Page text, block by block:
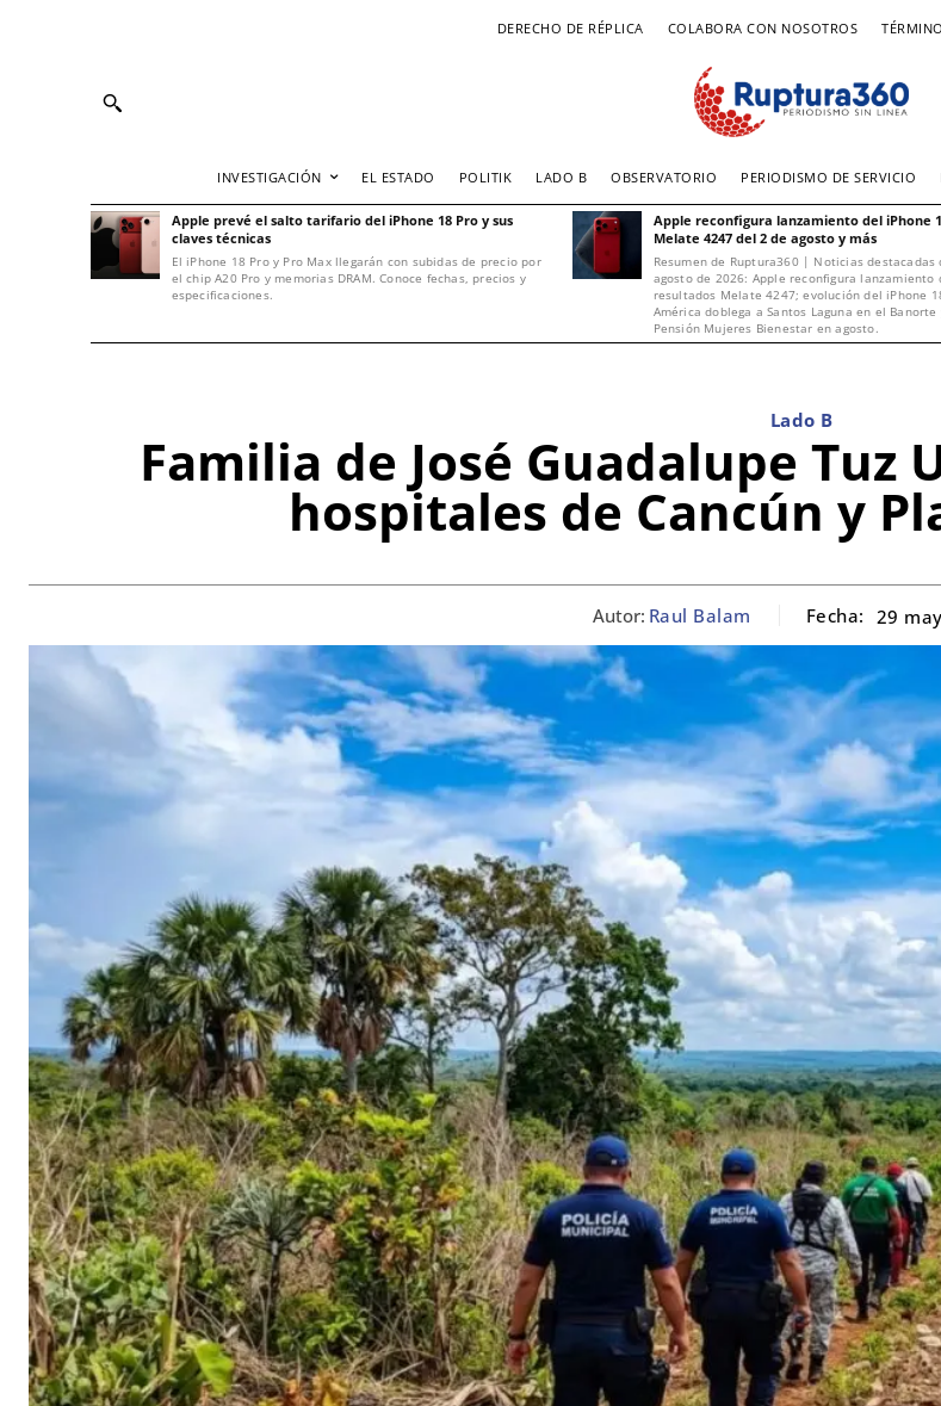
DERECHO DE RÉPLICA COLABORA CON NOSOTROS
INVESTIGACIÓN EL ESTADO POLITIK LADO B OBSERVATORIO PERIODISMO DE SERVICIO
Apple prevé el salto tarifario del iPhone 18 Pro y sus
claves técnicas
El iPhone 18 Pro y Pro Max llegarán con subidas de precio por
el chip A20 Pro y memorias DRAM. Conoce fechas, precios y
especificaciones.
Apple reconfigura lanzamiento del iPhone
Melate 4247 del 2 de agosto y más
Resumen de Ruptura360 | Noticias destacadas
agosto de 2026: Apple reconfigura lanzamiento
resultados Melate 4247; evolución del iPhone
América doblega a Santos Laguna en el
Pensión Mujeres Bienestar en agosto.
Lado B
Familia de José Guadalupe Tuz
hospitales de Cancún y
Autor: Raul Balam Fecha: 29